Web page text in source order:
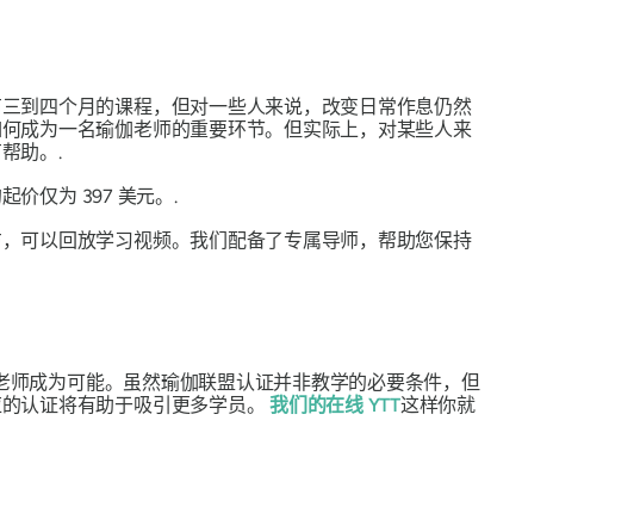
到四个月的课程，但对一些人来说，改变日常作息仍然
成为一名瑜伽老师的重要环节。但实际上，对某些人来
助。.
价仅为 397 美元。.
可以回放学习视频。我们配备了专属导师，帮助您保持
成为可能。虽然瑜伽联盟认证并非教学的必要条件，但
认证将有助于吸引更多学员。我们的在线 YTT这样你就